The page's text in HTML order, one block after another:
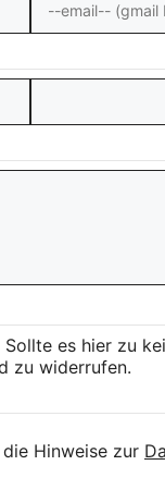
es hier zu
zu widerrufen.
Hinweise zur